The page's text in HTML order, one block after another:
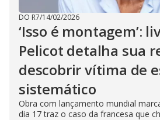
DO R7/14/02/2026
‘Isso é montagem’:
Pelicot detalha sua
descobrir vítima de
sistemático
Obra com lançamento mundial
dia 17 traz o caso da francesa que